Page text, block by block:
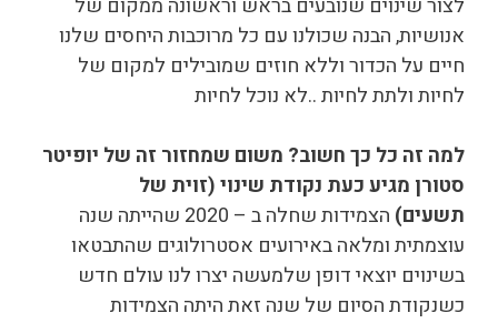
אנושיות, הבנה שכולנו עם כל מרוכבות היחסים שלנו
חיים על הכדור וללא חוזים שמובילים למקום של
לחיות ולתת לחיות ..לא נוכל לחיות
למה זה כל כך חשוב? משום שמחזור זה של יופיטר
סטורן מגיע כעת נקודת שינוי (זוית של
תשעים)
הצמידות שחלה ב – 2020 שהייתה שנה
עוצמתית ומלאה באירועים אסטרולוגים שהתבטאו
בשינוים יוצאי דופן שלמעשה יצרו לנו עולם חדש
כשנקודת הסיום של שנה זאת היתה הצמידות